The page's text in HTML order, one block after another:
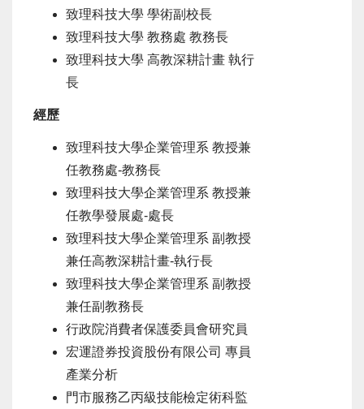
致理科技大學 學術副校長
致理科技大學 教務處 教務長
致理科技大學 高教深耕計畫 執行
長
經歷
致理科技大學企業管理系 教授兼
任教務處-教務長
致理科技大學企業管理系 教授兼
任教學發展處-處長
致理科技大學企業管理系 副教授
兼任高教深耕計畫-執行長
致理科技大學企業管理系 副教授
兼任副教務長
行政院消費者保護委員會研究員
宏運證券投資股份有限公司 專員
產業分析
門市服務乙丙級技能檢定術科監